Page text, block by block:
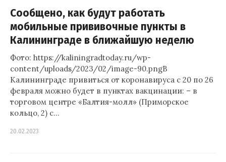
Сообщено, как будут работать
мобильные прививочные пункты в
Калининграде в ближайшую неделю
Фото: https://kaliningradtoday.ru/wp-
content/uploads/2023/02/image-90.pngВ
Калининграде привиться от коронавируса с 20 по 26
февраля можно будет в пунктах вакцинации: – в
торговом центре «Балтия-молл» (Приморское
кольцо, 2) с…
20.02.2023